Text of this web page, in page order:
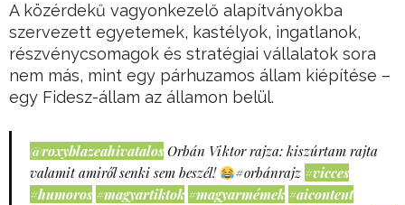
A közérdekű vagyonkezelő alapítványokba
szervezett egyetemek, kastélyok, ingatlanok,
részvénycsomagok és stratégiai vállalatok sora
nem más, mint egy párhuzamos állam kiépítése –
egy Fidesz-állam az államon belül.
@roxyblazeahivatalos Orbán Viktor rajza: kiszúrtam rajta
valamit amiről senki sem beszél!
#orbánrajz #vicces
#humoros #magyartiktok #magyarmémek #aicontent